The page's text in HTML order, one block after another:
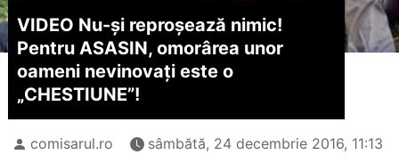
VIDEO Nu-și reproșează nimic!
Pentru ASASIN, omorârea unor
oameni nevinovați este o
„CHESTIUNE”!
comisarul.ro sâmbătă, 24 decembrie 2016, 11:13